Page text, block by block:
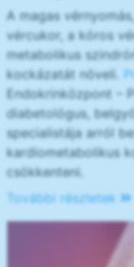
A magas
vércukor, a kóros
metabolikus
kockázatát növeli.
Endokrinközpont –
diabetológus,
specialistája arról
kardiometabolikus
csökkenteni.
További részletek